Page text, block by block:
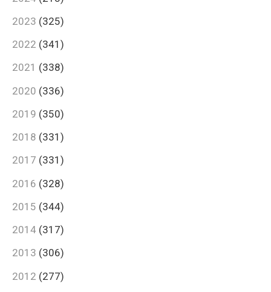
2023 (325)
2022 (341)
2021 (338)
2020 (336)
2019 (350)
2018 (331)
2017 (331)
2016 (328)
2015 (344)
2014 (317)
2013 (306)
2012 (277)